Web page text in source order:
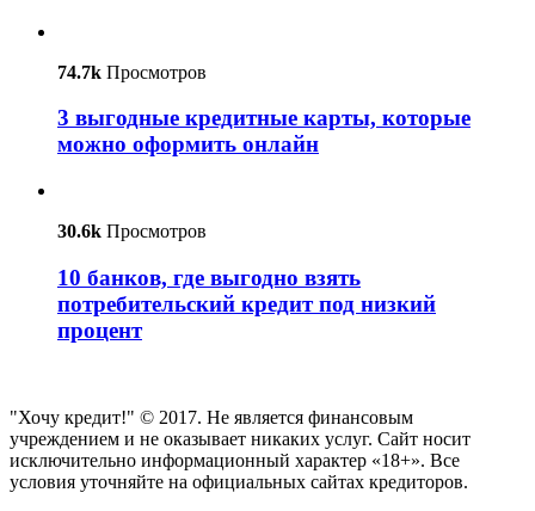
74.7k Просмотров
3 выгодные кредитные карты, которые
можно оформить онлайн
30.6k Просмотров
10 банков, где выгодно взять
потребительский кредит под низкий
процент
"Хочу кредит!" © 2017. Не является финансовым
учреждением и не оказывает никаких услуг. Сайт носит
исключительно информационный характер «18+». Все
условия уточняйте на официальных сайтах кредиторов.